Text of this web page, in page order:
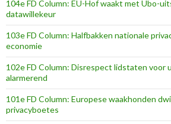
104e FD Column: EU-Hof waakt met Ubo-
datawillekeur
103e FD Column: Halfbakken nationale
economie
102e FD Column: Disrespect lidstaten voor
alarmerend
101e FD Column: Europese waakhonden
privacyboetes